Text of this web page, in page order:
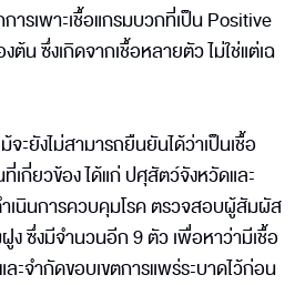
ารเพาะเชื้อแกรมบวกที่เป็น Positive
ต้น ซึ่งเกิดจากเชื้อหลายตัว ไม่ใช่แต่เฉ
ะยังไม่สามารถยืนยันได้ว่าเป็นเชื้อ
เกี่ยวข้อง ได้แก่ ปศุสัตว์จังหวัดและ
เนินการควบคุมโรค ตรวจสอบผู้สัมผัส
ง ซึ่งมีจำนวนอีก 9 ตัว เพื่อหาว่ามีเชื้อ
ะจำกัดขอบเขตการแพร่ระบาดไว้ก่อน